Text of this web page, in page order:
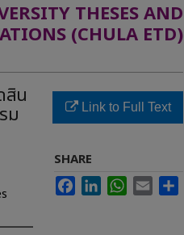
THESES AND
(CHULA ETD)
สิน
ม Link to Full Text
SHARE
FacebookLinkedInWhatsApp
Email